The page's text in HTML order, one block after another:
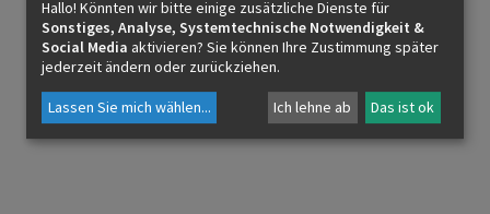
31 01 02 03 04 05
HEUTE ZUKÜNFTIGE TERMINE
Hallo! Könnten wir bitte einige zusätzliche Dienste für
Sonstiges, Analyse, Systemtechnische Notwendigkeit &
Social Media aktivieren? Sie können Ihre Zustimmung später
jederzeit ändern oder zurückziehen.
Lassen Sie mich wählen... Ich lehne ab Das ist ok